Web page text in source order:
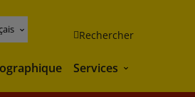
Rechercher
Services Services